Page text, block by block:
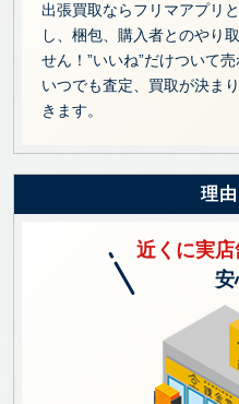
出張買取ならフリマアプリ
し、梱包、購入者とのやり
せん！”いいね”だけついて
いつでも査定、買取が決ま
きます。
理
近くに実
安